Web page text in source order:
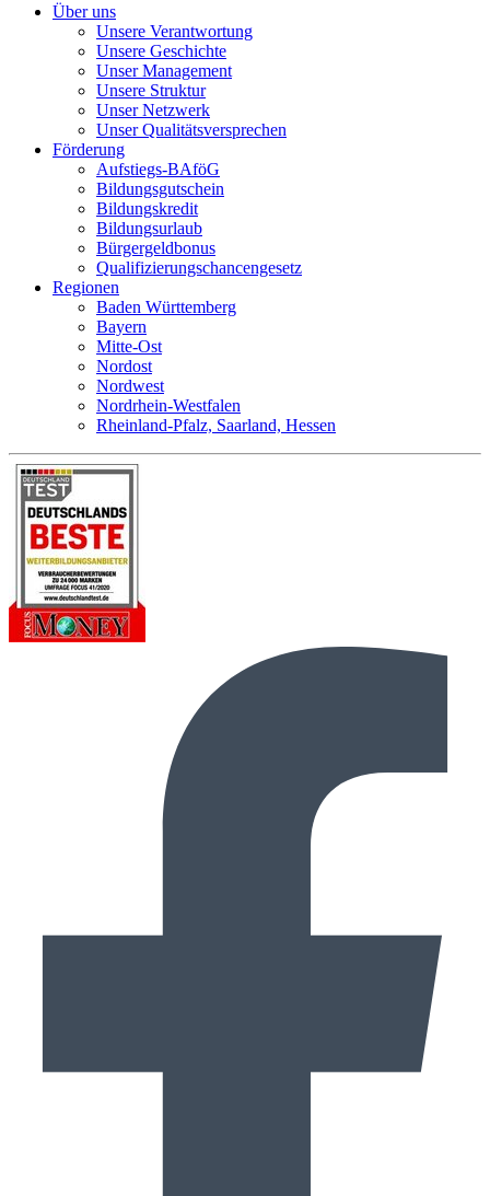
Über uns
Unsere Verantwortung
Unsere Geschichte
Unser Management
Unsere Struktur
Unser Netzwerk
Unser Qualitätsversprechen
Förderung
Aufstiegs-BAföG
Bildungsgutschein
Bildungskredit
Bildungsurlaub
Bürgergeldbonus
Qualifizierungschancengesetz
Regionen
Baden Württemberg
Bayern
Mitte-Ost
Nordost
Nordwest
Nordrhein-Westfalen
Rheinland-Pfalz, Saarland, Hessen